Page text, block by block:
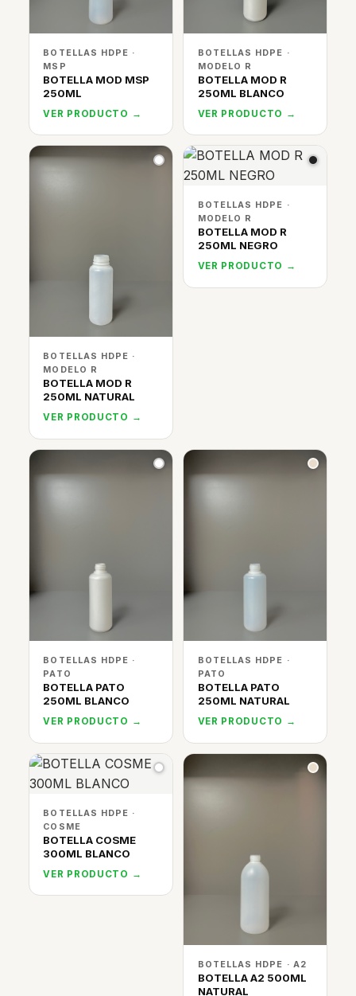
BOTELLAS HDPE ·
MSP
BOTELLA MOD MSP
250ML
VER PRODUCTO →
BOTELLAS HDPE ·
MODELO R
BOTELLA MOD R
250ML BLANCO
VER PRODUCTO →
BOTELLAS HDPE ·
MODELO R
BOTELLA MOD R
250ML NATURAL
VER PRODUCTO →
BOTELLAS HDPE ·
MODELO R
BOTELLA MOD R
250ML NEGRO
VER PRODUCTO →
BOTELLAS HDPE ·
PATO
BOTELLA PATO
250ML BLANCO
VER PRODUCTO →
BOTELLAS HDPE ·
PATO
BOTELLA PATO
250ML NATURAL
VER PRODUCTO →
BOTELLAS HDPE ·
COSME
BOTELLA COSME
300ML BLANCO
VER PRODUCTO →
BOTELLAS HDPE · A2
BOTELLA A2 500ML
NATURAL